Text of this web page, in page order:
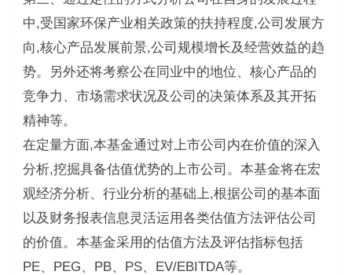
中,受国家环保产业相关政策的扶持程度,公司发展方
向,核心产品发展前景,公司规模增长及经营效益的趋
势。另外还将考察公在同业中的地位、核心产品的
竞争力、市场需求状况及公司的决策体系及其开拓
精神等。
在定量方面,本基金通过对上市公司内在价值的深入
分析,挖掘具备估值优势的上市公司。本基金将在宏
观经济分析、行业分析的基础上,根据公司的基本面
以及财务报表信息灵活运用各类估值方法评估公司
的价值。本基金采用的估值方法及评估指标包括
PE、PEG、PB、PS、EV/EBITDA等。